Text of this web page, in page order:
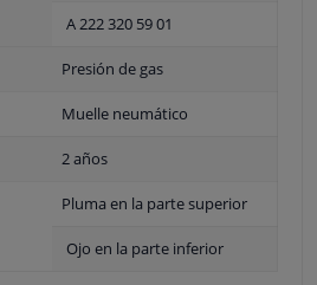
A 222 320 59 01
Presión de gas
Muelle neumático
2 años
Pluma en la parte superior
Ojo en la parte inferior